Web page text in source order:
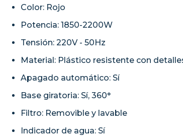
Color: Rojo
Potencia: 1850-2200W
Tensión: 220V - 50Hz
Material: Plástico resistente con
Apagado automático: Sí
Base giratoria: Sí, 360°
Filtro: Removible y lavable
Indicador de agua: Sí